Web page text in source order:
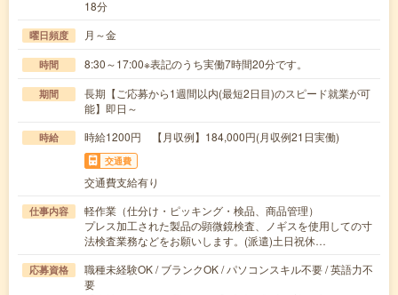
18分
曜日頻度 月～金
時間 8:30～17:00※表記のうち実働7時間20分です。
期間
長期【ご応募から1週間以内(最短2日目)のスピード就業が可
能】即日～
時給 時給1200円 【月収例】184,000円(月収例21日実働)
交通費
交通費支給有り
仕事内容
軽作業（仕分け・ピッキング・検品、商品管理）
プレス加工された製品の顕微鏡検査、ノギスを使用しての寸
法検査業務などをお願いします。(派遣)土日祝休…
応募資格
職種未経験OK / ブランクOK / パソコンスキル不要 / 英語力不
要